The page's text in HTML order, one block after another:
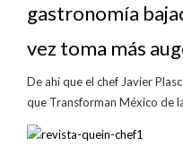
gastronomía
vez toma más
De ahí que el chef Javier
que Transforman México de